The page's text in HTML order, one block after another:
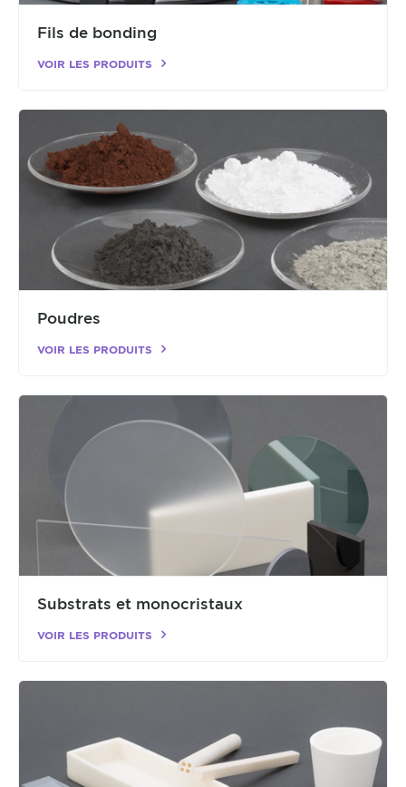
Fils de bonding
VOIR LES PRODUITS
Poudres
VOIR LES PRODUITS
Substrats et monocristaux
VOIR LES PRODUITS